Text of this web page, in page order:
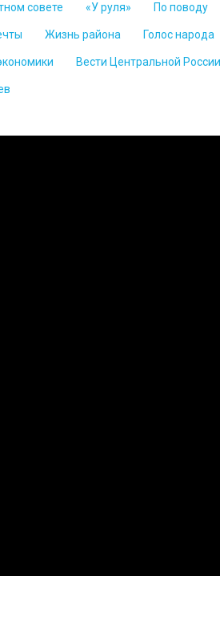
совете «У руля» По поводу
Жизнь района Голос народа
Вести Центральной России